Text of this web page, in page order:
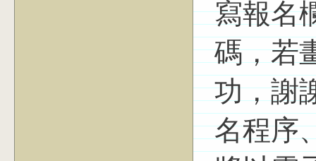
寫報名
碼，若
功，謝
名程序